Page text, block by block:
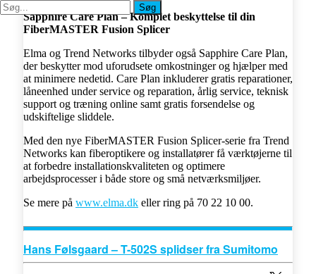
Søg Søg
Sapphire Care Plan – Komplet beskyttelse til din
FiberMASTER Fusion Splicer
Elma og Trend Networks tilbyder også Sapphire Care Plan,
der beskytter mod uforudsete omkostninger og hjælper med
at minimere nedetid. Care Plan inkluderer gratis reparationer,
låneenhed under service og reparation, årlig service, teknisk
support og træning online samt gratis forsendelse og
udskiftelige sliddele.
Med den nye FiberMASTER Fusion Splicer-serie fra Trend
Networks kan fiberoptikere og installatører få værktøjerne til
at forbedre installationskvaliteten og optimere
arbejdsprocesser i både store og små netværksmiljøer.
Se mere på www.elma.dk eller ring på 70 22 10 00.
Hans Følsgaard – T-502S splidser fra Sumitomo